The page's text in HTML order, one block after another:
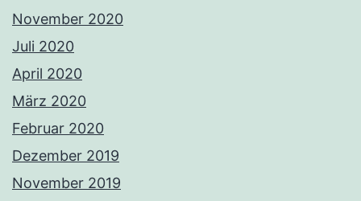
November 2020
Juli 2020
April 2020
März 2020
Februar 2020
Dezember 2019
November 2019